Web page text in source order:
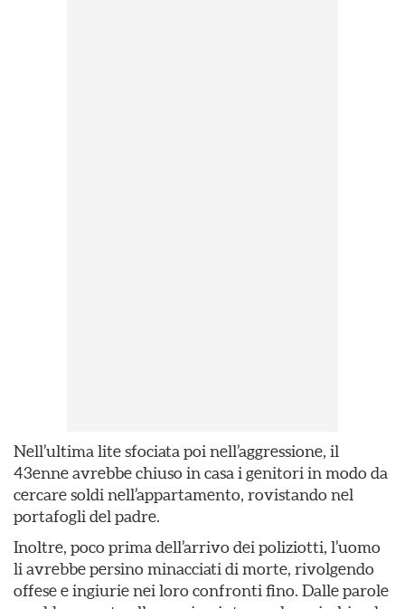
Nell’ultima lite sfociata poi nell’aggressione, il
43enne avrebbe chiuso in casa i genitori in modo da
cercare soldi nell’appartamento, rovistando nel
portafogli del padre.
Inoltre, poco prima dell’arrivo dei poliziotti, l’uomo
li avrebbe persino minacciati di morte, rivolgendo
offese e ingiurie nei loro confronti fino. Dalle parole